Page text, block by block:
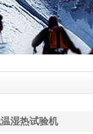
湿热试验机